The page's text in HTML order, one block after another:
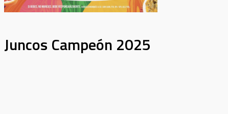
Juncos Campeón 2025